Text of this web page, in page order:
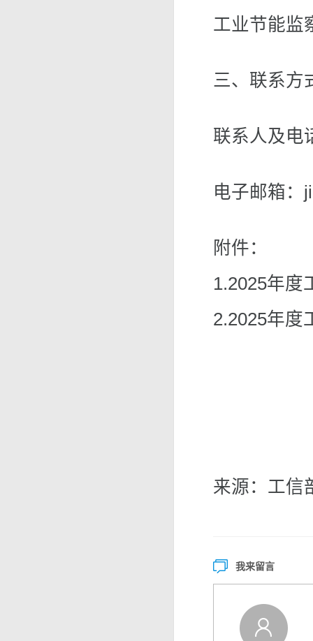
工业节能监
三、联系方
联系人及电
电子邮箱：
附件：
1.2025年度
2.2025年度
来源：工信
我来留言